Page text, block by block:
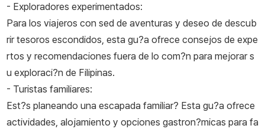
- Exploradores experimentados:
Para los viajeros con sed de aventuras y deseo de descub
rir tesoros escondidos, esta gu?a ofrece consejos de expe
rtos y recomendaciones fuera de lo com?n para mejorar s
u exploraci?n de Filipinas.
- Turistas familiares:
Est?s planeando una escapada familiar? Esta gu?a ofrece
actividades, alojamiento y opciones gastron?micas para fa